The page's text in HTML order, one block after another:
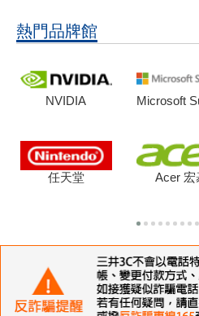
熱門品牌館
NVIDIA Microsoft
任天堂 Acer 宏